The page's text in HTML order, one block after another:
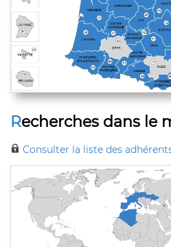
Recherches dans le
Consulter la liste des